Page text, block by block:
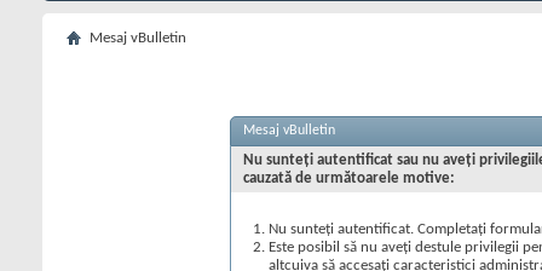
Mesaj vBulletin
Mesaj vBulletin
Nu sunteţi autentificat sau nu aveţi
cauzată de următoarele motive:
Nu sunteţi autentificat. Completaţi
Este posibil să nu aveţi destule privilegii
altcuiva să accesaţi caracteristici